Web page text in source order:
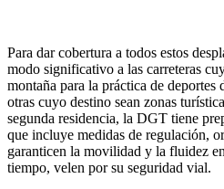
Para dar cobertura a todos estos
modo significativo a las carreteras
montaña para la práctica de deportes
otras cuyo destino sean zonas
segunda residencia, la DGT tiene
que incluye medidas de regulación,
garanticen la movilidad y la fluidez
tiempo, velen por su seguridad vial.